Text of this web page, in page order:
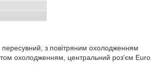
пересувний, з повітряним охолодженням
охолодженням, центральний роз'єм Euro,